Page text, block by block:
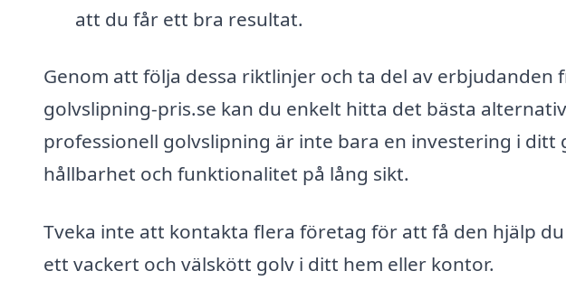
att du får ett bra resultat.
Genom att följa dessa riktlinjer och ta del av
golvslipning-pris.se kan du enkelt hitta det bästa
professionell golvslipning är inte bara en investering i ditt
hållbarhet och funktionalitet på lång sikt.
Tveka inte att kontakta flera företag för att få den hjälp
ett vackert och välskött golv i ditt hem eller kontor.